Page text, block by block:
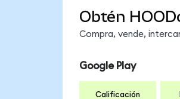
Obtén
Compra, vende,
Google Play
Calificación